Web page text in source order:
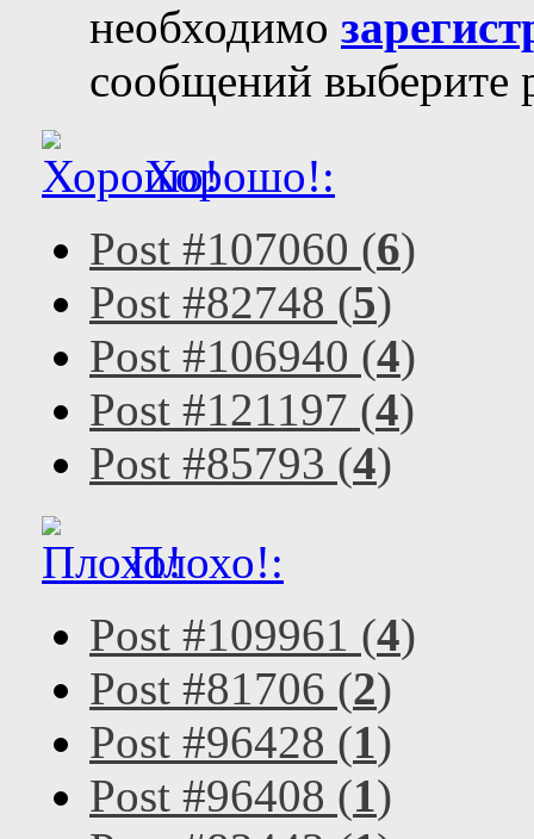
необходимо
сообщений выберите
Хорошо!:
Post #107060 (6)
Post #82748 (5)
Post #106940 (4)
Post #121197 (4)
Post #85793 (4)
Плохо!:
Post #109961 (4)
Post #81706 (2)
Post #96428 (1)
Post #96408 (1)